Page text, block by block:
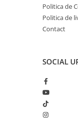
Politica de
Politica de
Contact
SOCIAL